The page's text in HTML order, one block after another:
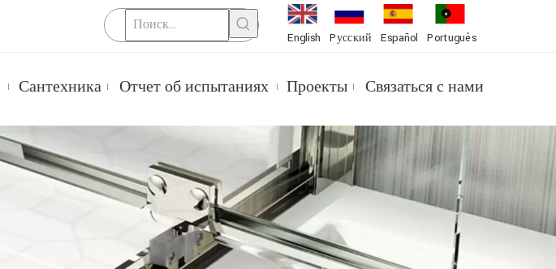
English Pусский Español Português
Сантехника Отчет об испытаниях Проекты Связаться с нами